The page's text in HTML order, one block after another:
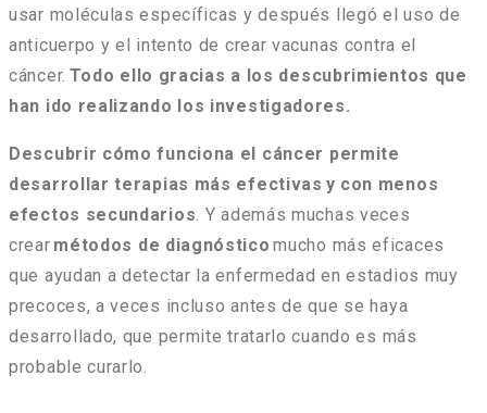
usar moléculas específicas y después llegó el uso de
anticuerpo y el intento de crear vacunas contra el
cáncer. Todo ello gracias a los descubrimientos que
han ido realizando los investigadores.
Descubrir cómo funciona el cáncer permite
desarrollar terapias más efectivas y con menos
efectos secundarios. Y además muchas veces
crear métodos de diagnósticomucho más eficaces
que ayudan a detectar la enfermedad en estadios muy
precoces, a veces incluso antes de que se haya
desarrollado, que permite tratarlo cuando es más
probable curarlo.